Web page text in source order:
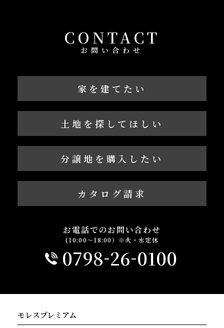
CONTACT
お問い合わせ
家を建てたい
土地を探してほしい
分譲地を購入したい
カタログ請求
お電話でのお問い合わせ
(10:00～18:00）※火・水定休
0798-26-0100
モレスプレミアム